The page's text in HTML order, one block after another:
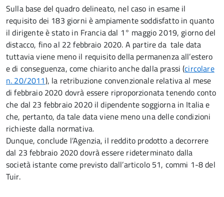
Sulla base del quadro delineato, nel caso in esame il
requisito dei 183 giorni è ampiamente soddisfatto in quanto
il dirigente è stato in Francia dal 1° maggio 2019, giorno del
distacco, fino al 22 febbraio 2020. A partire da tale data
tuttavia viene meno il requisito della permanenza all’estero
e di conseguenza, come chiarito anche dalla prassi (circolare
n. 20/2011), la retribuzione convenzionale relativa al mese
di febbraio 2020 dovrà essere riproporzionata tenendo conto
che dal 23 febbraio 2020 il dipendente soggiorna in Italia e
che, pertanto, da tale data viene meno una delle condizioni
richieste dalla normativa.
Dunque, conclude l’Agenzia, il reddito prodotto a decorrere
dal 23 febbraio 2020 dovrà essere rideterminato dalla
società istante come previsto dall’articolo 51, commi 1-8 del
Tuir.